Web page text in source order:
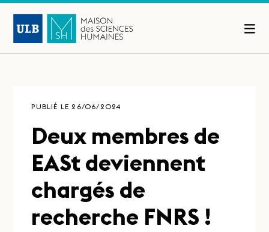
PUBLIÉ LE 26/06/2024
Deux membres de
EASt deviennent
chargés de
recherche FNRS !